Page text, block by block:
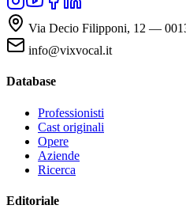
Via Decio Filipponi, 12 —
info@vixvocal.it
Database
Professionisti
Cast originali
Opere
Aziende
Ricerca
Editoriale